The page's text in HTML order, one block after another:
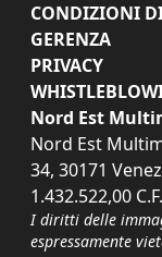
CONDIZIONI
GERENZA
PRIVACY
Nord Est
Nord Est
34, 30171
1.432.522,00
I diritti delle
espressamente